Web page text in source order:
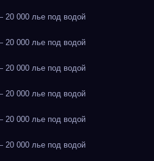
000 лье под водой
000 лье под водой
000 лье под водой
000 лье под водой
000 лье под водой
000 лье под водой